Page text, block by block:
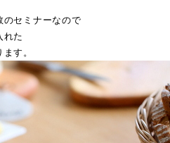
のセミナーなので
れた
す。